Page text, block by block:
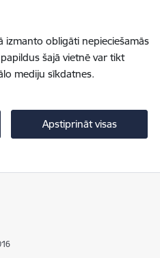
izmanto obligāti nepieciešamās
šajā vietnē var tikt
mediju sīkdatnes.
Apstiprināt visas